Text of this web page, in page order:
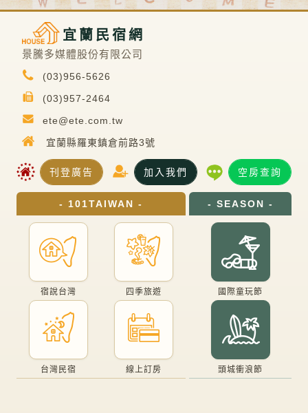
宜蘭民宿網
景騰多媒體股份有限公司
(03)956-5626
(03)957-2464
ete@ete.com.tw
宜蘭縣羅東鎮倉前路3號
刊登廣告 加入我們 空房查詢
- 101TAIWAN -
宿說台灣 四季旅遊
台灣民宿 線上訂房
- SEASON -
國際童玩節
頭城衝浪節